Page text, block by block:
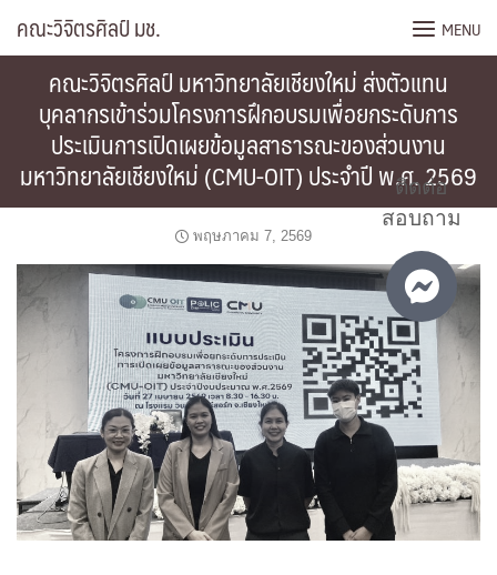
คณะวิจิตรศิลป์ มช. MENU
คณะวิจิตรศิลป์ มหาวิทยาลัยเชียงใหม่ ส่งตัวแทน
บุคลากรเข้าร่วมโครงการฝึกอบรมเพื่อยกระดับการ
ประเมินการเปิดเผยข้อมูลสาธารณะของส่วนงาน
มหาวิทยาลัยเชียงใหม่ (CMU-OIT) ประจำปี พ.ศ. 2569
พฤษภาคม 7, 2569
ติดต่อ
สอบถาม